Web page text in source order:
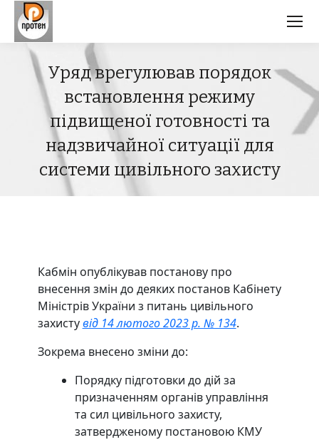
Уряд врегулював порядок
встановлення режиму
підвищеної готовності та
надзвичайної ситуації для
системи цивільного захисту
Кабмін опублікував постанову про
внесення змін до деяких постанов Кабінету
Міністрів України з питань цивільного
захистувід 14 лютого 2023 р. № 134.
Зокрема внесено зміни до:
Порядку підготовки до дій за
призначенням органів управління
та сил цивільного захисту,
затвердженому постановою КМУ